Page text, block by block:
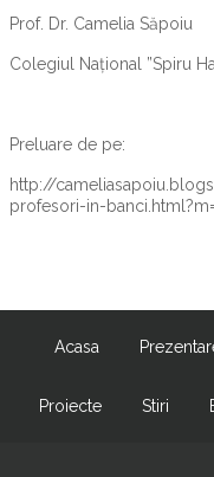
Prof. Dr. Camelia Săpoiu
Colegiul Național ”Spiru
Preluare de pe:
http://
profesori-in-
Acasa
Proiecte Stiri